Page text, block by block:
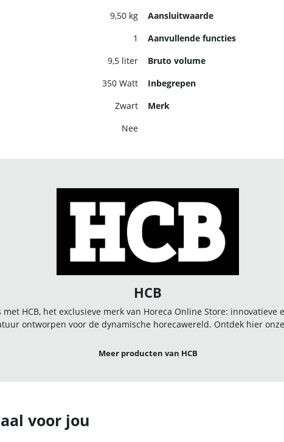
9,50 kg Aansluitwaarde
1 Aanvullende functies
9,5 liter Bruto volume
350 Watt Inbegrepen
Zwart Merk
Nee
HCB
met HCB, het exclusieve merk van Horeca Online Store: innovatieve
ontworpen voor de dynamische horecawereld. Ontdek hier
Meer producten van HCB
voor jou